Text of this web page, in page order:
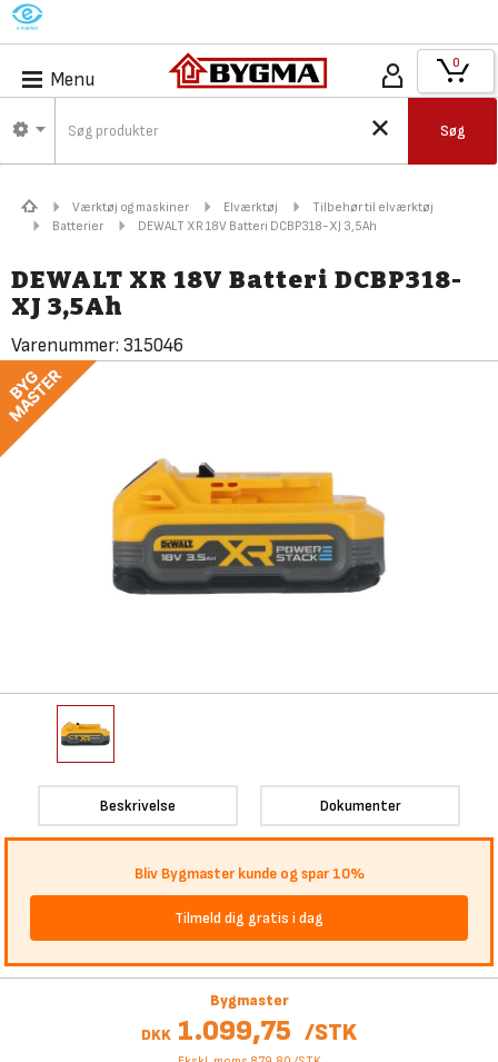
M
Menu
Søg
0
Værktøj og maskiner Elværktøj
Tilbehør til elværktøj
Batterier
DEWALT XR 18V Batteri DCBP318-XJ 3,5Ah
DEWALT XR 18V Batteri DCBP318-
XJ 3,5Ah
Varenummer: 315046
Beskrivelse Dokumenter
Bliv Bygmaster kunde og spar 10%
Tilmeld dig gratis i dag
Bygmaster
DKK 1.099,75 /STK